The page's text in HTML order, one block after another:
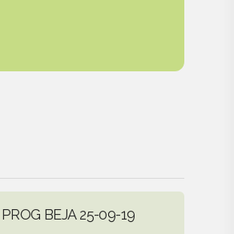
PROG BEJA 25-09-19